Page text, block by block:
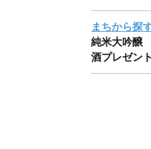
まちから探
純米大吟醸
酒プレゼン